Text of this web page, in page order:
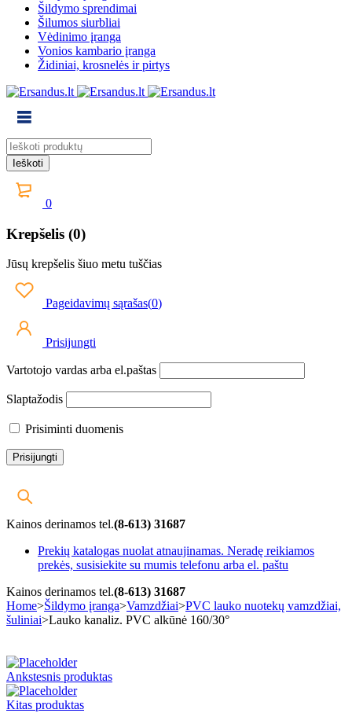
Šildymo sprendimai
Šilumos siurbliai
Vėdinimo įranga
Vonios kambario įranga
Židiniai, krosnelės ir pirtys
0
Krepšelis (0)
Jūsų krepšelis šiuo metu tuščias
Pageidavimų sąrašas(0)
Prisijungti
Vartotojo vardas arba el.paštas
Slaptažodis
Prisiminti duomenis
Kainos derinamos tel.(8-613) 31687
Prekių katalogas nuolat atnaujinamas. Neradę reikiamos
prekės, susisiekite su mumis telefonu arba el. paštu
Kainos derinamos tel.(8-613) 31687
Home>Šildymo įranga>Vamzdžiai>PVC lauko nuotekų vamzdžiai,
šuliniai>Lauko kanaliz. PVC alkūnė 160/30°
Ankstesnis produktas
Kitas produktas